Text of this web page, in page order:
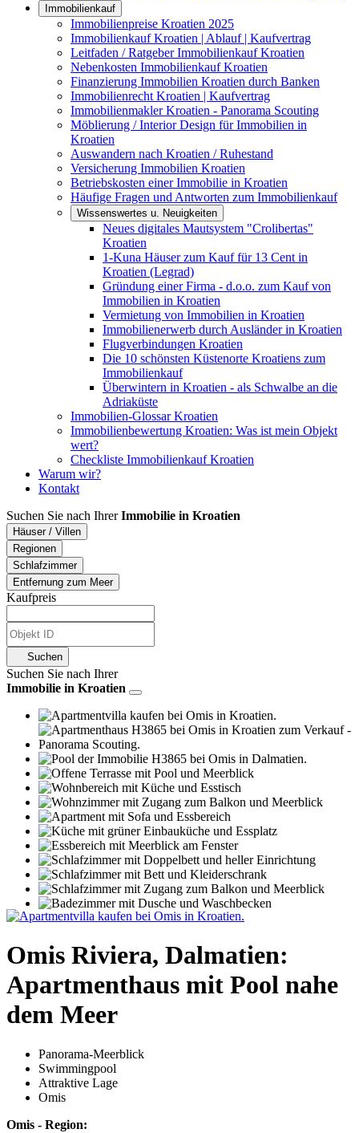
Immobilienkauf
Immobilienpreise Kroatien 2025
Immobilienkauf Kroatien | Ablauf | Kaufvertrag
Leitfaden / Ratgeber Immobilienkauf Kroatien
Nebenkosten Immobilienkauf Kroatien
Finanzierung Immobilien Kroatien durch Banken
Immobilienrecht Kroatien | Kaufvertrag
Immobilienmakler Kroatien - Panorama Scouting
Möblierung / Interior Design für Immobilien in
Kroatien
Auswandern nach Kroatien / Ruhestand
Versicherung Immobilien Kroatien
Betriebskosten einer Immobilie in Kroatien
Häufige Fragen und Antworten zum Immobilienkauf
Wissenswertes u. Neuigkeiten
Neues digitales Mautsystem "Crolibertas"
Kroatien
1-Kuna Häuser zum Kauf für 13 Cent in
Kroatien (Legrad)
Gründung einer Firma - d.o.o. zum Kauf von
Immobilien in Kroatien
Vermietung von Immobilien in Kroatien
Immobilienerwerb durch Ausländer in Kroatien
Flugverbindungen Kroatien
Die 10 schönsten Küstenorte Kroatiens zum
Immobilienkauf
Überwintern in Kroatien - als Schwalbe an die
Adriaküste
Immobilien-Glossar Kroatien
Immobilienbewertung Kroatien: Was ist mein Objekt
wert?
Checkliste Immobilienkauf Kroatien
Warum wir?
Kontakt
Suchen Sie nach IhrerImmobilie in Kroatien
Häuser / Villen
Regionen
Schlafzimmer
Entfernung zum Meer
Kaufpreis
Suchen
Suchen Sie nach Ihrer
Immobilie in Kroatien
Omis Riviera, Dalmatien:
Apartmenthaus mit Pool nahe
dem Meer
Panorama-Meerblick
Swimmingpool
Attraktive Lage
Omis
Omis - Region: